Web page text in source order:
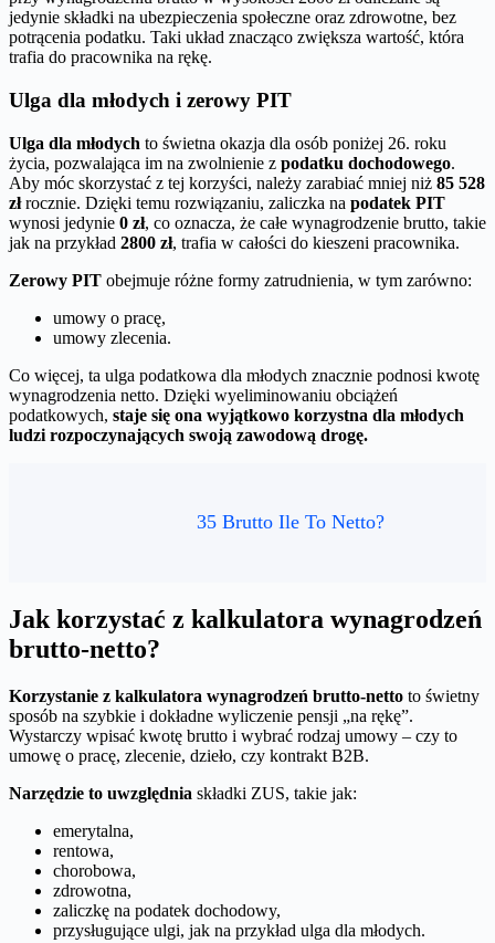
jedynie składki na ubezpieczenia społeczne oraz zdrowotne, bez
potrącenia podatku. Taki układ znacząco zwiększa wartość, która
trafia do pracownika na rękę.
Ulga dla młodych i zerowy PIT
Ulga dla młodych to świetna okazja dla osób poniżej 26. roku
życia, pozwalająca im na zwolnienie z podatku dochodowego.
Aby móc skorzystać z tej korzyści, należy zarabiać mniej niż 85 528
złrocznie. Dzięki temu rozwiązaniu, zaliczka na podatek PIT
wynosi jedynie 0 zł, co oznacza, że całe wynagrodzenie brutto, takie
jak na przykład 2800 zł, trafia w całości do kieszeni pracownika.
Zerowy PIT obejmuje różne formy zatrudnienia, w tym zarówno:
umowy o pracę,
umowy zlecenia.
Co więcej, ta ulga podatkowa dla młodych znacznie podnosi kwotę
wynagrodzenia netto. Dzięki wyeliminowaniu obciążeń
podatkowych, staje się ona wyjątkowo korzystna dla młodych
ludzi rozpoczynających swoją zawodową drogę.
35 Brutto Ile To Netto?
Jak korzystać z kalkulatora wynagrodzeń
brutto-netto?
Korzystanie z kalkulatora wynagrodzeń brutto-netto to świetny
sposób na szybkie i dokładne wyliczenie pensji „na rękę”.
Wystarczy wpisać kwotę brutto i wybrać rodzaj umowy – czy to
umowę o pracę, zlecenie, dzieło, czy kontrakt B2B.
Narzędzie to uwzględnia składki ZUS, takie jak:
emerytalna,
rentowa,
chorobowa,
zdrowotna,
zaliczkę na podatek dochodowy,
przysługujące ulgi, jak na przykład ulga dla młodych.